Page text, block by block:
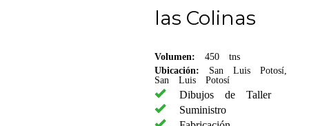
las Colinas
Volumen: 450 tns
Ubicación: San Luis Potosí,
San Luis Potosí
Dibujos de Taller
Suministro